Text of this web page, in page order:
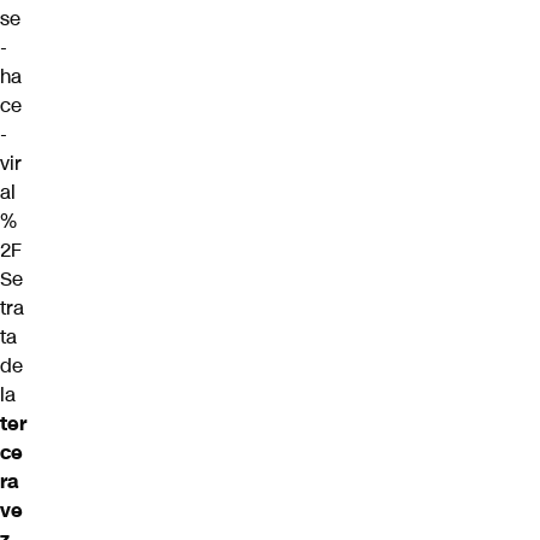
se
-
ha
ce
-
vir
al
%
2F
Se
tra
ta
de
la
ter
ce
ra
ve